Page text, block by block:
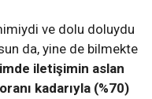
ve dolu doluydu
da, yine de bilmekte
iletişimin aslan
kadarıyla (%70)